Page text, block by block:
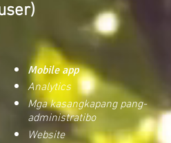
Mobile app
Analytics
Mga kasangkapang pang-
administratibo
Website